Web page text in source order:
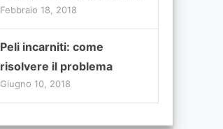
Febbraio 18, 2018
Peli incarniti: come
risolvere il problema
Giugno 10, 2018